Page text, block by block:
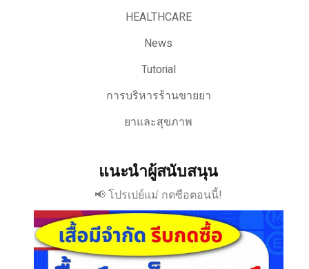
HEALTHCARE
News
Tutorial
การบริหารร้านขายยา
ยาและสุขภาพ
แนะนำผู้สนับสนุน
📢 โปรเปย์แม่ กดซือตอนนี้!